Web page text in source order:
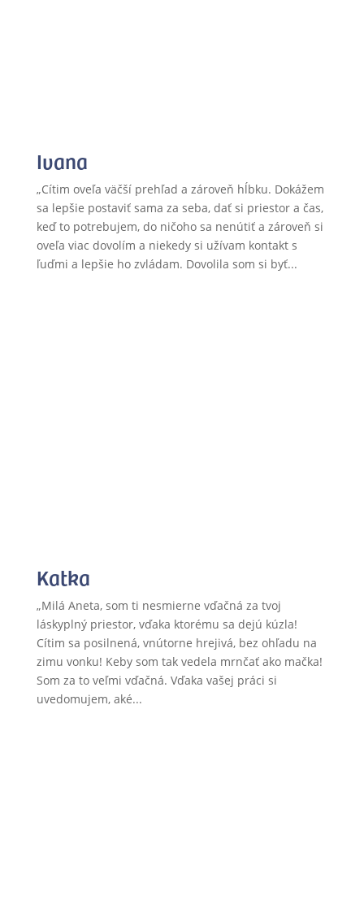
Ivana
„Cítim oveľa väčší prehľad a zároveň hĺbku. Dokážem
sa lepšie postaviť sama za seba, dať si priestor a čas,
keď to potrebujem, do ničoho sa nenútiť a zároveň si
oveľa viac dovolím a niekedy si užívam kontakt s
ľuďmi a lepšie ho zvládam. Dovolila som si byť...
Katka
„Milá Aneta, som ti nesmierne vďačná za tvoj
láskyplný priestor, vďaka ktorému sa dejú kúzla!
Cítim sa posilnená, vnútorne hrejivá, bez ohľadu na
zimu vonku! Keby som tak vedela mrnčať ako mačka!
Som za to veľmi vďačná. Vďaka vašej práci si
uvedomujem, aké...